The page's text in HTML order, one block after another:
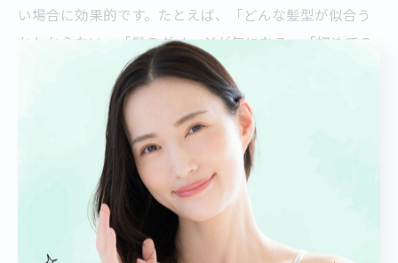
い場合に効果的です。たとえば、「どんな髪型が似合う
かわからない」「髪のダメージが気になる」「初めての
美容室で不安がある」といった悩みを持つ方におすすめ
カウンセリングのみの予約を活用することで、髪質診断
や施術プランの提案、料金説明などを事前に把握でき、
納得したうえで本格的な施術に進めます。また、美容室
によってはカウンセリングシートを用いて、悩みや希望
を細かく記入できるため、伝え漏れも防げます。